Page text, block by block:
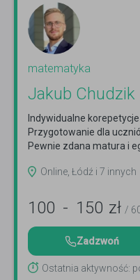
matematyka
Jakub Chudzik
Indywidualne
Przygotowanie dla
Pewnie zdana matura i
Online, Łódź i 7 innych
100 - 150 zł /
Zadzwoń
Ostatnia aktywność: